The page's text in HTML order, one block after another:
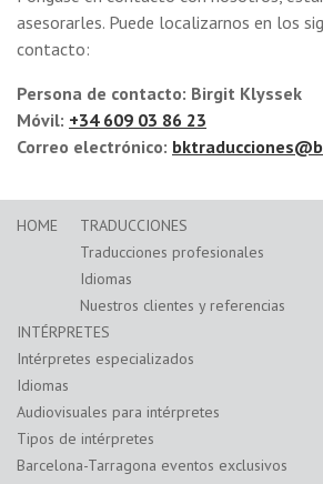
asesorarles. Puede localizarnos en los
contacto:
Persona de contacto: Birgit Klyssek
Móvil: +34 609 03 86 23
Correo electrónico:
HOME
TRADUCCIONES
Traducciones profesionales
Idiomas
Nuestros clientes y referencias
INTÉRPRETES
Intérpretes especializados
Idiomas
Audiovisuales para intérpretes
Tipos de intérpretes
Barcelona-Tarragona eventos exclusivos